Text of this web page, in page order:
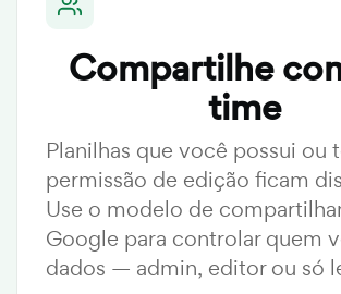
Compartilhe
time
Planilhas que você possui ou
permissão de edição ficam
Use o modelo de
Google para controlar quem
dados — admin, editor ou só